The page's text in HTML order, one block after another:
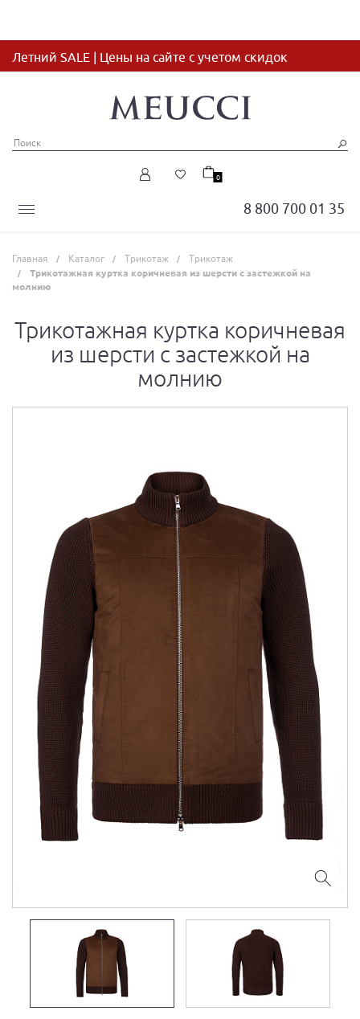
Летний SALE | Цены на сайте с учетом скидок
8 800 700 01 35
0
Главная Каталог Трикотаж Трикотаж
Трикотажная куртка коричневая из шерсти с застежкой на
молнию
Трикотажная куртка коричневая
из шерсти с застежкой на
молнию